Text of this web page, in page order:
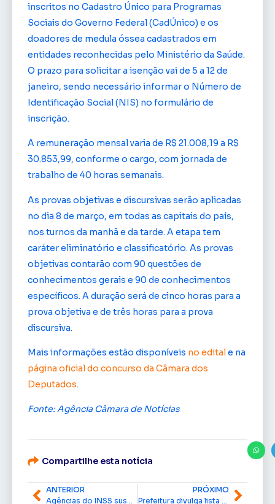
inscritos no Cadastro Único para Programas
Sociais do Governo Federal (CadÚnico) e os
doadores de medula óssea cadastrados em
entidades reconhecidas pelo Ministério da Saúde.
O prazo para solicitar a isenção vai de 5 a 12 de
janeiro, sendo necessário informar o Número de
Identificação Social (NIS) no formulário de
inscrição.
A remuneração mensal varia de R$ 21.008,19 a R$
30.853,99, conforme o cargo, com jornada de
trabalho de 40 horas semanais.
As provas objetivas e discursivas serão aplicadas
no dia 8 de março, em todas as capitais do país,
nos turnos da manhã e da tarde. A etapa tem
caráter eliminatório e classificatório. As provas
objetivas contarão com 90 questões de
conhecimentos gerais e 90 de conhecimentos
específicos. A duração será de cinco horas para a
prova objetiva e de três horas para a prova
discursiva.
Mais informações estão disponíveis no editale na
página oficial do concurso da Câmara dos
Deputados.
Fonte: Agência Câmara de Notícias
Compartilhe esta notícia
ANTERIOR
PRÓXIMO